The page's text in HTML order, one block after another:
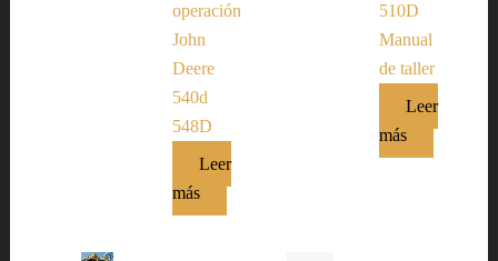
operación
John
Deere
540d
548D
Leer
más
510D
Manual
de taller
Leer
más